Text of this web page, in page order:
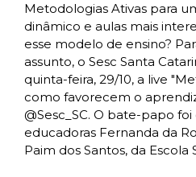
Metodologias Ativas para
dinâmico e aulas mais
esse modelo de ensino?
assunto, o Sesc Santa
quinta-feira, 29/10, a live
como favorecem o
@Sesc_SC. O bate-papo
educadoras Fernanda da
Paim dos Santos, da Escola